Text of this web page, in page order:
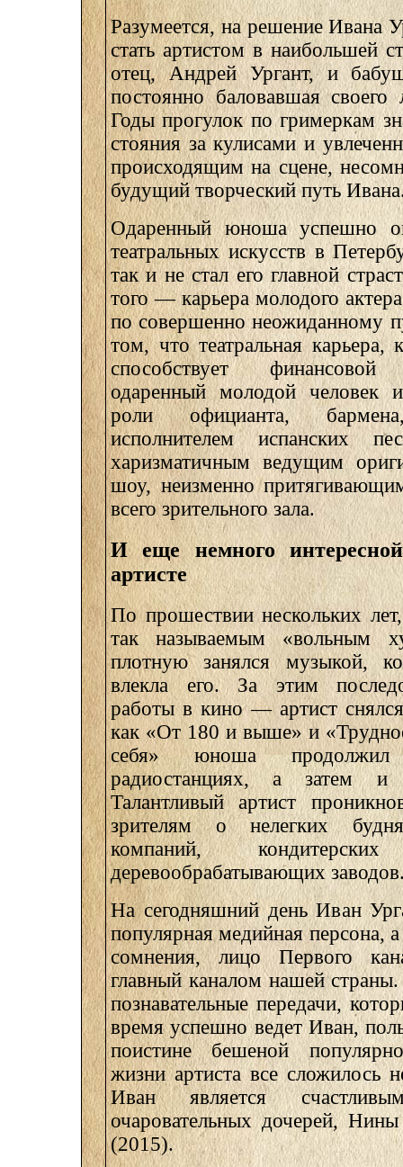
Разумеется, на решение Ивана
стать артистом в наибольшей
отец, Андрей Ургант, и
постоянно баловавшая
Годы прогулок по гримеркам
стояния за кулисами и
происходящим на сцене,
будущий творческий путь
Одаренный юноша успешно
театральных искусств в
так и не стал его главной
того — карьера молодого
по совершенно неожиданному
том, что театральная
способствует финансовой
одаренный молодой человек
роли официанта,
исполнителем испанских
харизматичным ведущим
шоу, неизменно
всего зрительного зала.
И еще немного
артисте
По прошествии нескольких
так называемым «вольным
плотную занялся музыкой,
влекла его. За этим
работы в кино — артист
как «От 180 и выше» и
себя» юноша
радиостанциях, а затем и
Талантливый артист
зрителям о нелегких
компаний,
деревообрабатывающих
На сегодняшний день Иван
популярная медийная персона,
сомнения, лицо Первого
главный каналом нашей страны.
познавательные передачи,
время успешно ведет Иван,
поистине бешеной
жизни артиста все сложилось
Иван является
очаровательных дочерей,
(2015).